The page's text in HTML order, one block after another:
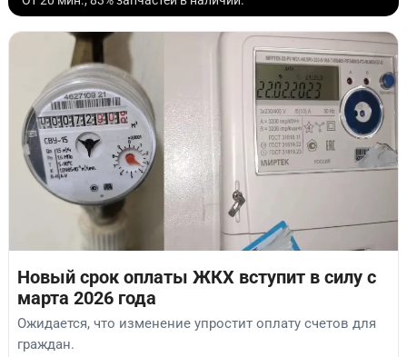
Новый срок оплаты ЖКХ вступит в силу с
марта 2026 года
Ожидается, что изменение упростит оплату счетов для
граждан.